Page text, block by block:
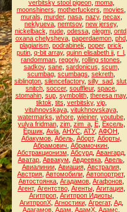
verbitsky stool pigeon, moma,
moonshiners motherfuckers movies
murals murder, nasa, nazy, necax
neklyueva nemtsov, new jersey,
nickelback nude, odessa, olegmi, ontd,
oxana chelysheva, paperdaemon, phd,
plagiarism, podrabinek poper, prick
putin q-bit array, quinn elisabeth ii r_l
randomman regoriy, rolling stones
sadkov, sane, sardonicus scum,
scumbag scumbags sekreth
siblington silencefactory, silly_sad slut
snitch soccer, souffleur, space
stomahin, sup, symbolith, theresa may,
tiktok tits verbitsky, vip,
vituhnovskaya, vitukhnovskaya,
watermarks whore, wieiner, youtube,
yulya fridman, zim, zim_a, Ё, Ёксель,
Ёршик Аvla АНУС АТУ, АФОН
Абакумов, Абель, Аборт, Аборты,
Абрамович Абрамочкин
Абстракционизм Абсурд, Авангард,
Аватар Аввакум Авдеевка Авель
Авиалинии, Авиация, Австралия,
Австрия Автомобили Автопортрет,
Автостоянка Агадамов Агафонов
Агент, Агентство, Агенты, Агитация,
Агитпроп, Агитпроп Идиоты,
АгитпропХ, Агностики, Агрегат, Ад,
Адагамов Адам АдамХ Адамс